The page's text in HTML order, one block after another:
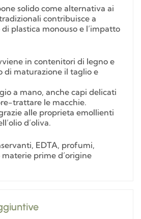
solido come alternativa ai
contribuisce a
plastica monouso e l’impatto
in contenitori di legno e
di maturazione il taglio e
a mano, anche capi delicati
trattare le macchie.
alle proprieta emollienti
d’oliva.
EDTA, profumi,
prime d’origine